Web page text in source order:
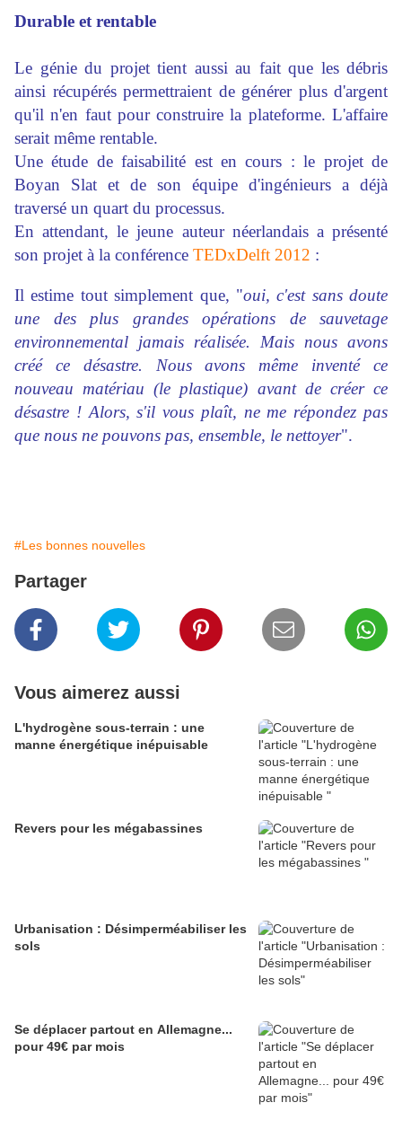
Durable et rentable
Le génie du projet tient aussi au fait que les débris
ainsi récupérés permettraient de générer plus d'argent
qu'il n'en faut pour construire la plateforme. L'affaire
serait même rentable.
Une étude de faisabilité est en cours : le projet de
Boyan Slat et de son équipe d'ingénieurs a déjà
traversé un quart du processus.
En attendant, le jeune auteur néerlandais a présenté
son projet à la conférence TEDxDelft 2012 :
Il estime tout simplement que, "oui, c'est sans doute
une des plus grandes opérations de sauvetage
environnemental jamais réalisée. Mais nous avons
créé ce désastre. Nous avons même inventé ce
nouveau matériau (le plastique) avant de créer ce
désastre ! Alors, s'il vous plaît, ne me répondez pas
que nous ne pouvons pas, ensemble, le nettoyer".
#Les bonnes nouvelles
Partager
Vous aimerez aussi
L'hydrogène sous-terrain : une
manne énergétique inépuisable
Revers pour les mégabassines
Urbanisation : Désimperméabiliser les
sols
Se déplacer partout en Allemagne...
pour 49€ par mois